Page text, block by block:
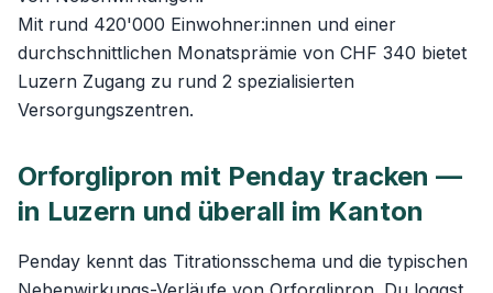
Mit rund 420'000 Einwohner:innen und einer
durchschnittlichen Monatsprämie von CHF 340 bietet
Luzern Zugang zu rund 2 spezialisierten
Versorgungszentren.
Orforglipron mit Penday tracken —
in Luzern und überall im Kanton
Penday kennt das Titrationsschema und die typischen